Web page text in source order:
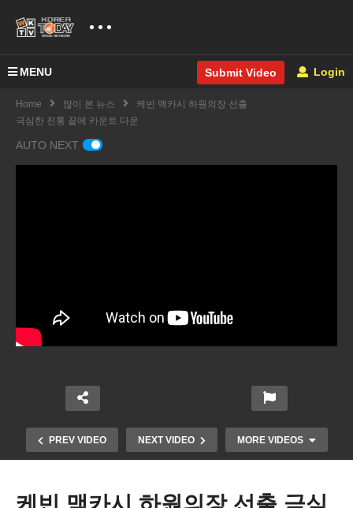
MENU Submit Video Login
Home 많이 본 뉴스
케빈 맥카시 하원의장 선출
극심한 진통 끝에 카운트 다운
AUTO NEXT
PREV VIDEO NEXT VIDEO MORE VIDEOS